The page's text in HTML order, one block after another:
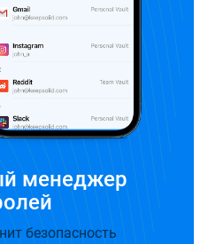
менеджер
безопасность